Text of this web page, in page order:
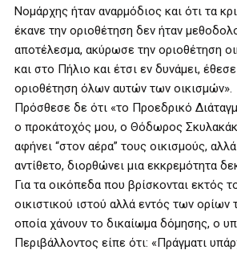
Νομάρχης ήταν αναρμόδιος και ότι τα
έκανε την οριοθέτηση δεν ήταν
αποτέλεσμα, ακύρωσε την οριοθέτηση
και στο Πήλιο και έτσι εν δυνάμει,
οριοθέτηση όλων αυτών των οικισμών».
Πρόσθεσε δε ότι «το Προεδρικό
ο προκάτοχός μου, ο Θόδωρος
αφήνει “στον αέρα” τους οικισμούς,
αντίθετο, διορθώνει μια εκκρεμότητα
Για τα οικόπεδα που βρίσκονται εκτός
οικιστικού ιστού αλλά εντός των ορίων
οποία χάνουν το δικαίωμα δόμησης, ο
Περιβάλλοντος είπε ότι: «Πράγματι